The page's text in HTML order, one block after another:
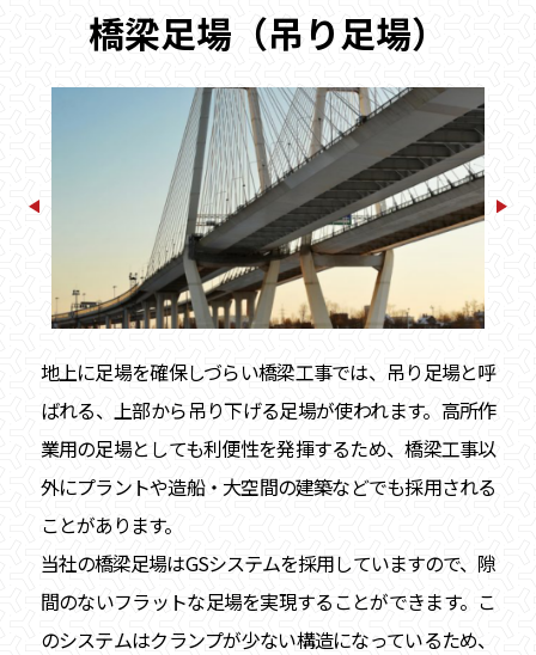
橋梁足場（吊り足場）
地上に足場を確保しづらい橋梁工事では、吊り足場と呼
ばれる、上部から吊り下げる足場が使われます。高所作
業用の足場としても利便性を発揮するため、橋梁工事以
外にプラントや造船・大空間の建築などでも採用される
ことがあります。
当社の橋梁足場はGSシステムを採用していますので、隙
間のないフラットな足場を実現することができます。こ
のシステムはクランプが少ない構造になっているため、